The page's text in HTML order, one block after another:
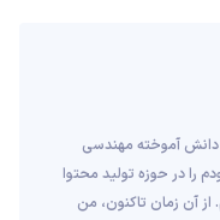
متولد 1373 در اراک، دانش آموخته مهندسی
بازرگانی. سال 1396 کار خودم را در حوزه تولید محتوا
از آن زمان تاکنون، من